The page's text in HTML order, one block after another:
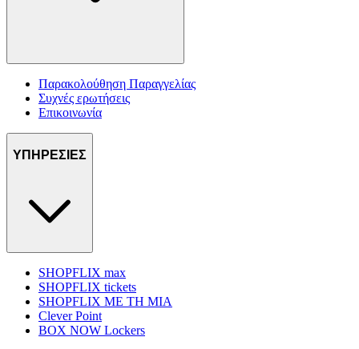
Παρακολούθηση Παραγγελίας
Συχνές ερωτήσεις
Επικοινωνία
ΥΠΗΡΕΣΙΕΣ
SHOPFLIX max
SHOPFLIX tickets
SHOPFLIX ΜΕ ΤΗ ΜΙΑ
Clever Point
BOX NOW Lockers